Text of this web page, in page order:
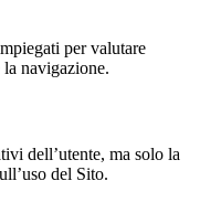
per valutare
navigazione.
dell’utente, ma solo la
del Sito.